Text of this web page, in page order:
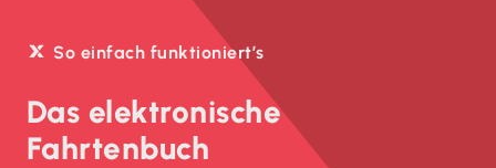
So einfach funktioniert’s
Das elektronische
Fahrtenbuch